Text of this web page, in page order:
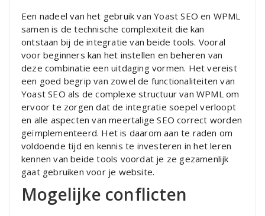
Een nadeel van het gebruik van Yoast SEO en WPML
samen is de technische complexiteit die kan
ontstaan bij de integratie van beide tools. Vooral
voor beginners kan het instellen en beheren van
deze combinatie een uitdaging vormen. Het vereist
een goed begrip van zowel de functionaliteiten van
Yoast SEO als de complexe structuur van WPML om
ervoor te zorgen dat de integratie soepel verloopt
en alle aspecten van meertalige SEO correct worden
geïmplementeerd. Het is daarom aan te raden om
voldoende tijd en kennis te investeren in het leren
kennen van beide tools voordat je ze gezamenlijk
gaat gebruiken voor je website.
Mogelijke conflicten